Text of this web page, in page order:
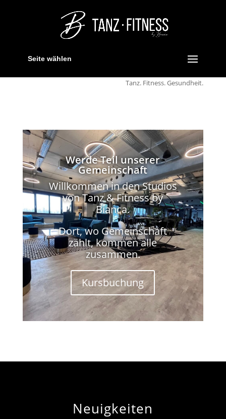
Seite wählen
Tanz. Fitness. Gesundheit.
Werde Teil unserer
Gemeinschaft
Willkommen in den Studios
von Tanz & Fitness by
Bianca.
Dort, wo Gemeinschaft
zählt, kommen alle
zusammen.
Kursbuchung
Neuigkeiten